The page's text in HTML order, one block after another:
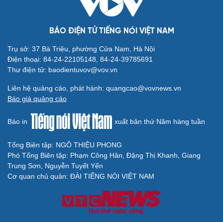
BÁO ĐIỆN TỬ TIẾNG NÓI VIỆT NAM
Trụ sở: 37 Bà Triệu, phường Cửa Nam, Hà Nội
Điện thoại: 84-24-22105148, 84-24-39785691
Thư điện tử: baodientuvov@vov.vn
Liên hệ quảng cáo, phát hành: quangcao@vovnews.vn
Báo giá quảng cáo
Báo in xuất bản thứ Năm hàng tuần
Tổng Biên tập: NGÔ THIỆU PHONG
Phó Tổng Biên tập: Phạm Công Hân, Đặng Thị Khanh, Giang
Trung Sơn, Nguyễn Tuyết Yến
Cơ quan chủ quản: ĐÀI TIẾNG NÓI VIỆT NAM